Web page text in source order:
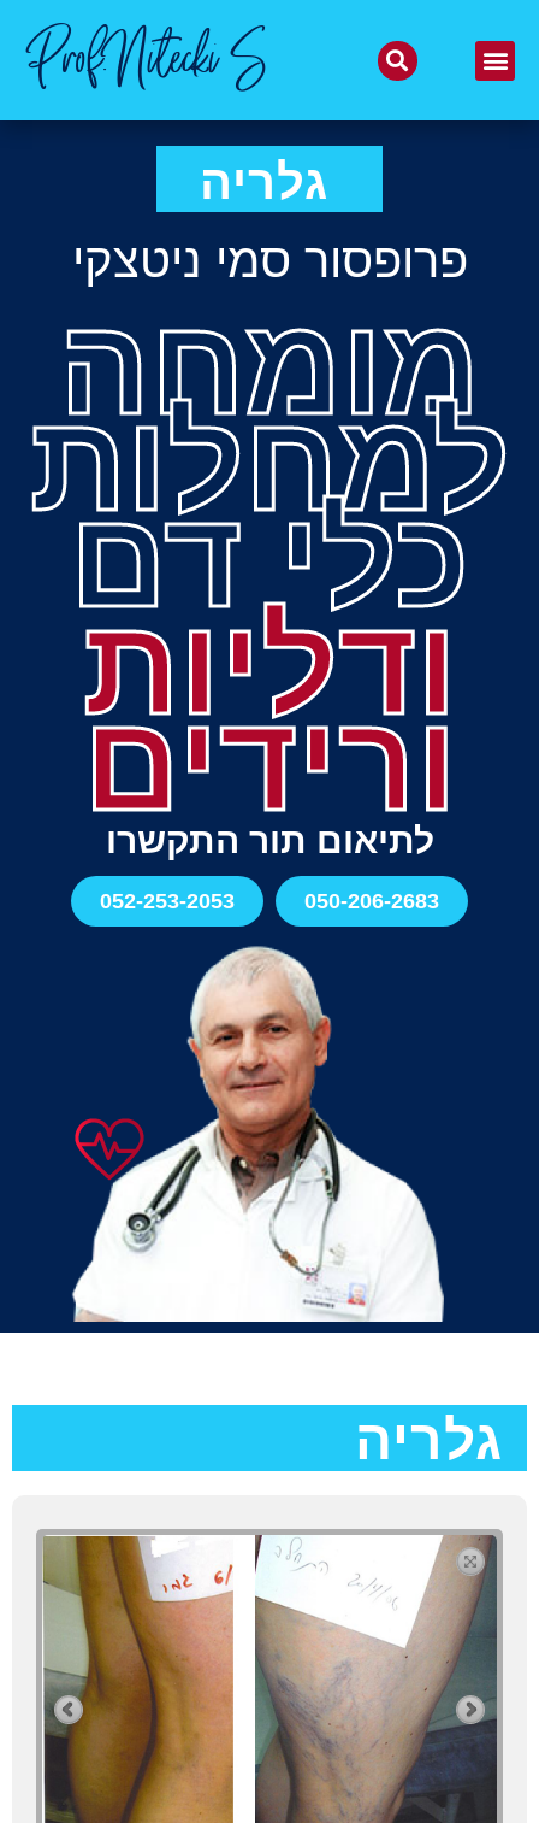
Prof.Nitecki S
גלריה
פרופסור סמי ניטצקי
מומחה
למחלות
כלי דם
ודליות
ורידים
לתיאום תור התקשרו
050-206-2683
052-253-2053
גלריה